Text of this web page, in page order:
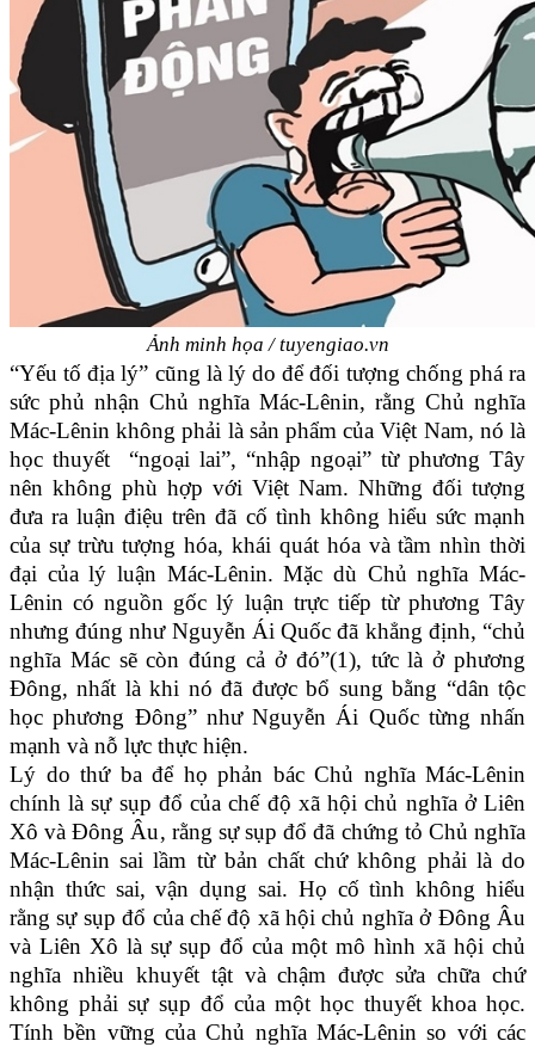
Ảnh minh họa / tuyengiao.vn
“Yếu tố địa lý” cũng là lý do để đối tượng chống phá ra
sức phủ nhận Chủ nghĩa Mác-Lênin, rằng Chủ nghĩa
Mác-Lênin không phải là sản phẩm của Việt Nam, nó là
học thuyết “ngoại lai”, “nhập ngoại” từ phương Tây
nên không phù hợp với Việt Nam. Những đối tượng
đưa ra luận điệu trên đã cố tình không hiểu sức mạnh
của sự trừu tượng hóa, khái quát hóa và tầm nhìn thời
đại của lý luận Mác-Lênin. Mặc dù Chủ nghĩa Mác-
Lênin có nguồn gốc lý luận trực tiếp từ phương Tây
nhưng đúng như Nguyễn Ái Quốc đã khẳng định, “chủ
nghĩa Mác sẽ còn đúng cả ở đó”(1), tức là ở phương
Đông, nhất là khi nó đã được bổ sung bằng “dân tộc
học phương Đông” như Nguyễn Ái Quốc từng nhấn
mạnh và nỗ lực thực hiện.
Lý do thứ ba để họ phản bác Chủ nghĩa Mác-Lênin
chính là sự sụp đổ của chế độ xã hội chủ nghĩa ở Liên
Xô và Đông Âu, rằng sự sụp đổ đã chứng tỏ Chủ nghĩa
Mác-Lênin sai lầm từ bản chất chứ không phải là do
nhận thức sai, vận dụng sai. Họ cố tình không hiểu
rằng sự sụp đổ của chế độ xã hội chủ nghĩa ở Đông Âu
và Liên Xô là sự sụp đổ của một mô hình xã hội chủ
nghĩa nhiều khuyết tật và chậm được sửa chữa chứ
không phải sự sụp đổ của một học thuyết khoa học.
Tính bền vững của Chủ nghĩa Mác-Lênin so với các